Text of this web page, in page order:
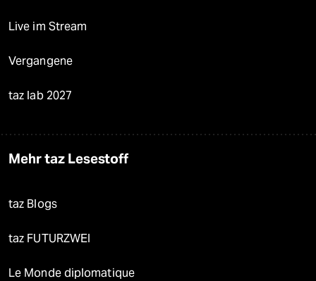
Live im Stream
Vergangene
taz lab 2027
Mehr taz Lesestoff
taz Blogs
taz FUTURZWEI
Le Monde diplomatique